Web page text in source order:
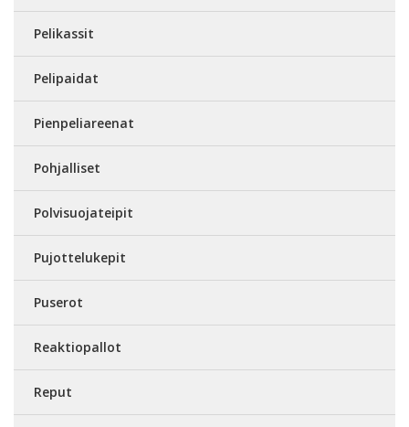
Pelikassit
Pelipaidat
Pienpeliareenat
Pohjalliset
Polvisuojateipit
Pujottelukepit
Puserot
Reaktiopallot
Reput